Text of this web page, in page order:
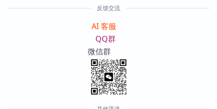
反馈交流
AI 客服
QQ群
微信群